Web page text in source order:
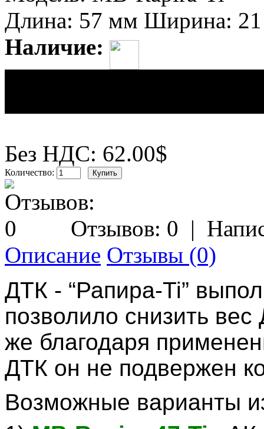
Длина: 57 мм Ширина:
Наличие:
Без НДС: 62.00$
Количество:
Отзывов: 0 |
Описание Отзывы (0)
ДТК - “Рапира-Ti”
позволило снизить
же благодаря
ДТК он не подвержен
Возможные варианты